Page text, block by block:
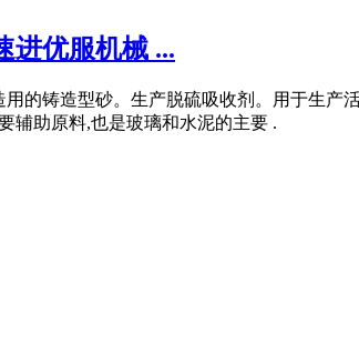
进优服机械 ...
的铸造型砂。生产脱硫吸收剂。用于生
辅助原料,也是玻璃和水泥的主要 .